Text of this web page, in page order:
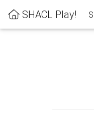
SHACL Play!